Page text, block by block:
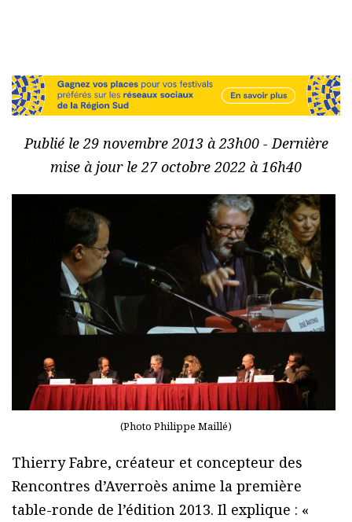
Publié le 29 novembre 2013 à 23h00 - Dernière
mise à jour le 27 octobre 2022 à 16h40
(Photo Philippe Maillé)
Thierry Fabre, créateur et concepteur des
Rencontres d’Averroès anime la première
table-ronde de l’édition 2013. Il explique : «